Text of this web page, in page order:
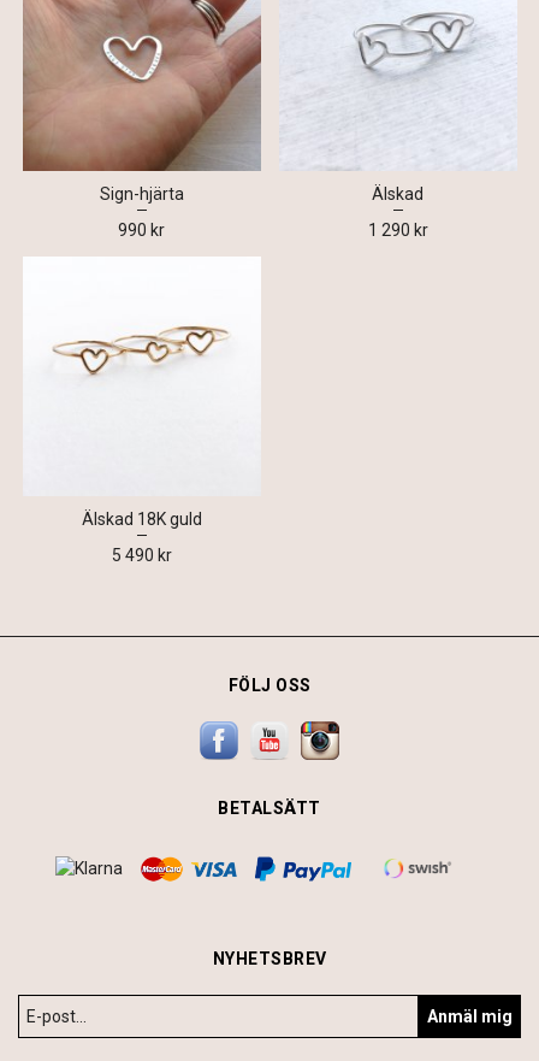
Sign-hjärta
990 kr
Älskad
1 290 kr
Älskad 18K guld
5 490 kr
BETALSÄTT
FÖLJ OSS
NYHETSBREV
Anmäl mig